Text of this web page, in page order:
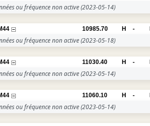
ou fréquence non active(2023-05-14)
10985.70 H -
ou fréquence non active(2023-05-18)
11030.40 H -
ou fréquence non active(2023-05-14)
11060.10 H -
ou fréquence non active(2023-05-14)